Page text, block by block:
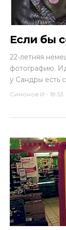
Если бы
22-летняя
фотографию.
у Сандры есть
Симонов И - 18:53